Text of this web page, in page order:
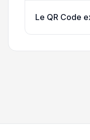
Le QR Code